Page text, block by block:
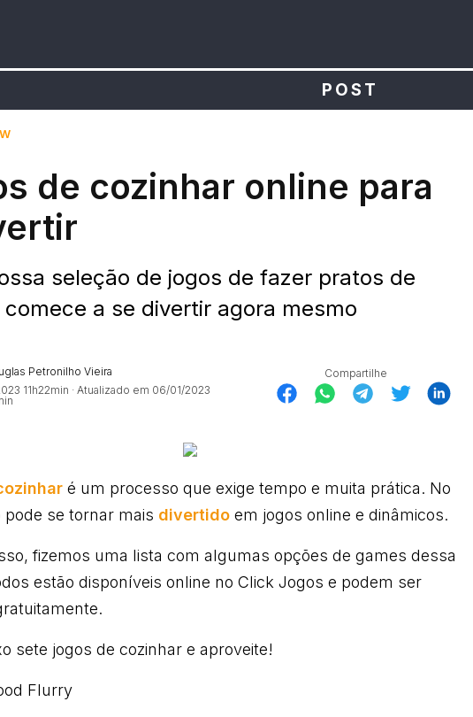
POST
de cozinhar online para
seleção de jogos de fazer pratos de
a se divertir agora mesmo
Petronilho Vieira
11h22min · Atualizado em 06/01/2023
Compartilhe
é um processo que exige tempo e muita prática. No
pode se tornar mais divertido em jogos online e dinâmicos.
fizemos uma lista com algumas opções de games dessa
estão disponíveis online no Click Jogos e podem ser
sete jogos de cozinhar e aproveite!
Flurry